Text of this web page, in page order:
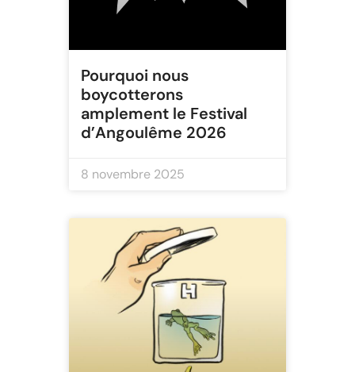
Pourquoi nous
boycotterons
amplement le Festival
d’Angoulême 2026
8 novembre 2025